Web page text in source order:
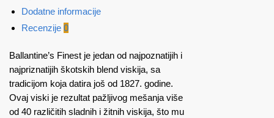
Dodatne informacije
Recenzije 0
Ballantine’s Finest je jedan od najpoznatijih i
najpriznatijih škotskih blend viskija, sa
tradicijom koja datira još od 1827. godine.
Ovaj viski je rezultat pažljivog mešanja više
od 40 različitih sladnih i žitnih viskija, što mu